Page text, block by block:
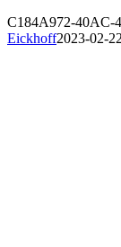
C184A972-40AC-
Eickhoff2023-02-